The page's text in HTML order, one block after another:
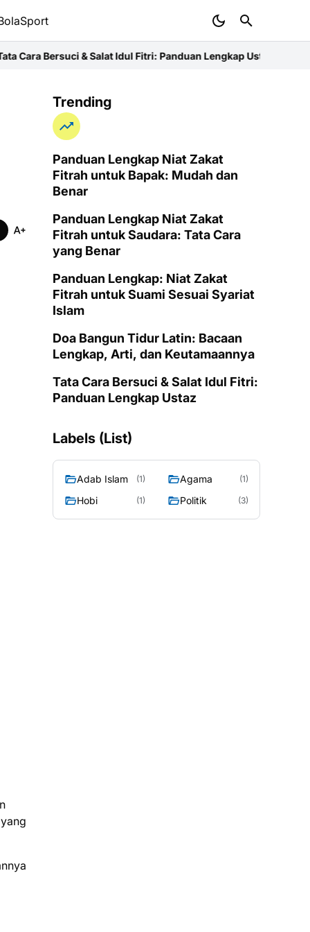
Idul Fitri: Panduan Lengkap UstazNiat Zakat Fitrah untuk Ibu:
Trending
Panduan Lengkap Niat Zakat
Fitrah untuk Bapak: Mudah dan
Benar
Panduan Lengkap Niat Zakat
Fitrah untuk Saudara: Tata Cara
yang Benar
Panduan Lengkap: Niat Zakat
Fitrah untuk Suami Sesuai Syariat
Islam
Doa Bangun Tidur Latin: Bacaan
Lengkap, Arti, dan Keutamaannya
Tata Cara Bersuci & Salat Idul Fitri:
Panduan Lengkap Ustaz
Labels (List)
Adab Islam (1) Agama (1)
Hobi (1) Politik (3)